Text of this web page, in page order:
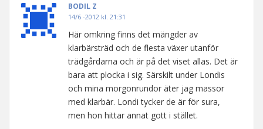
BODIL Z
14/6 -2012 kl. 21:31
Här omkring finns det mängder av
klarbärsträd och de flesta växer utanför
trädgårdarna och är på det viset allas. Det är
bara att plocka i sig. Särskilt under Londis
och mina morgonrundor äter jag massor
med klarbär. Londi tycker de är för sura,
men hon hittar annat gott i stället.